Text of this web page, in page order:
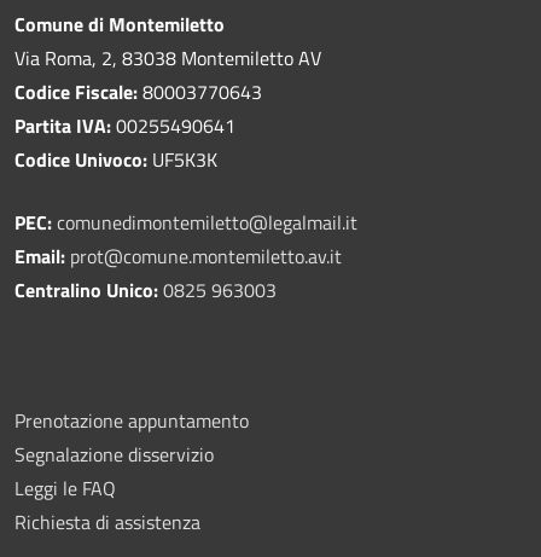
Comune di Montemiletto
Via Roma, 2, 83038 Montemiletto AV
Codice Fiscale:80003770643
Partita IVA:00255490641
Codice Univoco: UF5K3K
PEC:comunedimontemiletto@legalmail.it
Email: prot@comune.montemiletto.av.it
Centralino Unico:0825 963003
Prenotazione appuntamento
Segnalazione disservizio
Leggi le FAQ
Richiesta di assistenza